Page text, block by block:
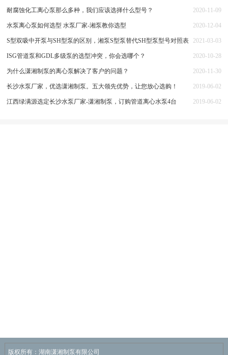
耐腐蚀化工离心泵那么多种，我们应该选择什么型号？ 2020-11-09
水泵离心泵如何选型 水泵厂家-湘泵教你选型 2020-12-04
S型双吸中开泵与SH型泵的区别，湘泵S型泵替代SH型泵型号对照表 2021-03-03
ISG管道泵和GDL多级泵的选型冲突，你会选哪个？ 2020-10-28
为什么潇湘制泵的离心泵解决了客户的问题？ 2020-11-30
长沙水泵厂家，优选潇湘制泵。五大领先优势，让您放心选购！ 2019-06-02
江西绿满源选定长沙水泵厂家-潇湘制泵，订购管道离心水泵4台 2019-06-02
版权所有：湖南潇湘制泵有限公司